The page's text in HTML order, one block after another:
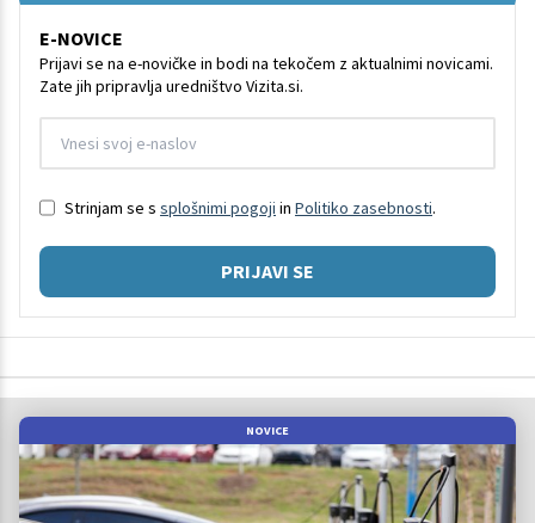
E-NOVICE
Prijavi se na e-novičke in bodi na tekočem z aktualnimi novicami.
Zate jih pripravlja uredništvo Vizita.si.
Strinjam se s splošnimi pogoji in Politiko zasebnosti.
PRIJAVI SE
NOVICE